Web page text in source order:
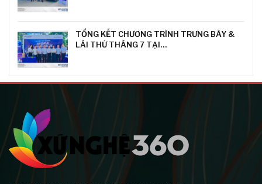
TỔNG KẾT CHƯƠNG TRÌNH TRƯNG BÀY &
LÁI THỬ THÁNG 7 TẠI…